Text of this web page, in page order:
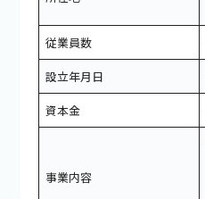
従業員数
設立年月日
資本金
事業内容